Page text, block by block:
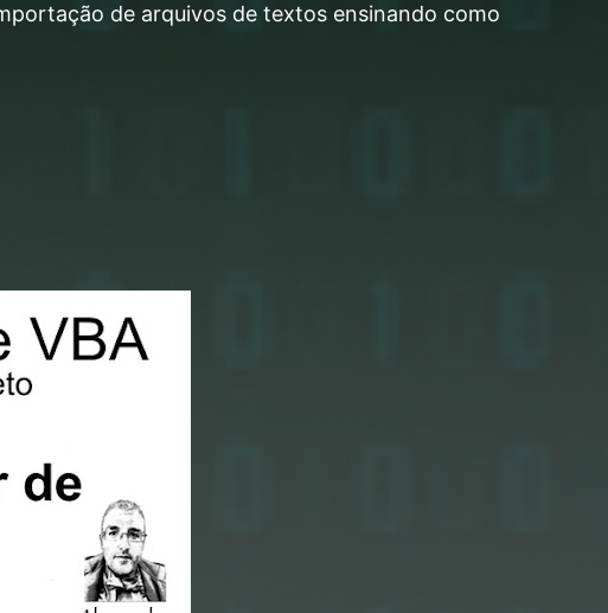
de arquivos de textos ensinando como